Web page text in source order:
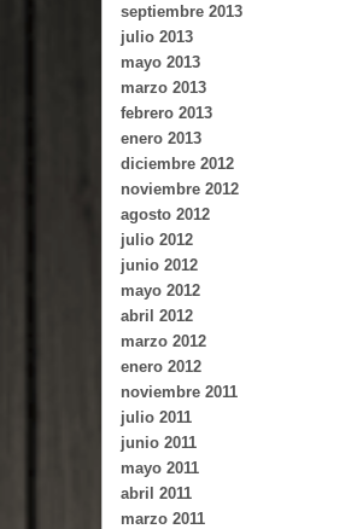
septiembre 2013
julio 2013
mayo 2013
marzo 2013
febrero 2013
enero 2013
diciembre 2012
noviembre 2012
agosto 2012
julio 2012
junio 2012
mayo 2012
abril 2012
marzo 2012
enero 2012
noviembre 2011
julio 2011
junio 2011
mayo 2011
abril 2011
marzo 2011